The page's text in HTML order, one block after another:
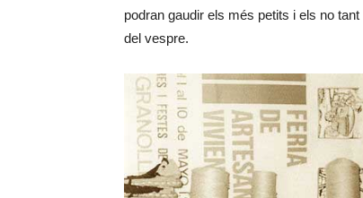
podran gaudir els més petits i els no
del vespre.